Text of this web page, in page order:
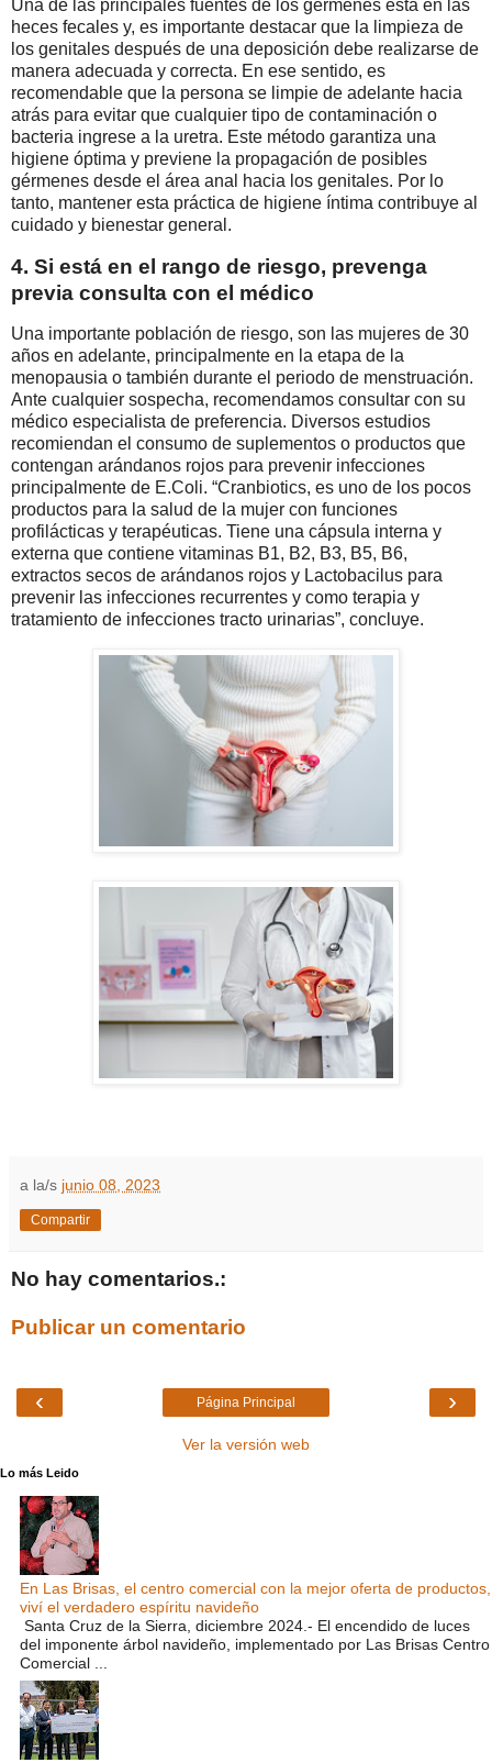
Una de las principales fuentes de los gérmenes está en las
heces fecales y, es importante destacar que la limpieza de
los genitales después de una deposición debe realizarse de
manera adecuada y correcta. En ese sentido, es
recomendable que la persona se limpie de adelante hacia
atrás para evitar que cualquier tipo de contaminación o
bacteria ingrese a la uretra. Este método garantiza una
higiene óptima y previene la propagación de posibles
gérmenes desde el área anal hacia los genitales. Por lo
tanto, mantener esta práctica de higiene íntima contribuye al
cuidado y bienestar general.
4. Si está en el rango de riesgo, prevenga
previa consulta con el médico
Una importante población de riesgo, son las mujeres de 30
años en adelante, principalmente en la etapa de la
menopausia o también durante el periodo de menstruación.
Ante cualquier sospecha, recomendamos consultar con su
médico especialista de preferencia. Diversos estudios
recomiendan el consumo de suplementos o productos que
contengan arándanos rojos para prevenir infecciones
principalmente de E.Coli. “Cranbiotics, es uno de los pocos
productos para la salud de la mujer con funciones
profilácticas y terapéuticas. Tiene una cápsula interna y
externa que contiene vitaminas B1, B2, B3, B5, B6,
extractos secos de arándanos rojos y Lactobacilus para
prevenir las infecciones recurrentes y como terapia y
tratamiento de infecciones tracto urinarias”, concluye.
a la/s junio 08, 2023
Compartir
No hay comentarios.:
Publicar un comentario
‹ ›
Página Principal
Ver la versión web
Lo más Leido
En Las Brisas, el centro comercial con la mejor oferta de productos,
viví el verdadero espíritu navideño
Santa Cruz de la Sierra, diciembre 2024.- El encendido de luces
del imponente árbol navideño, implementado por Las Brisas Centro
Comercial ...